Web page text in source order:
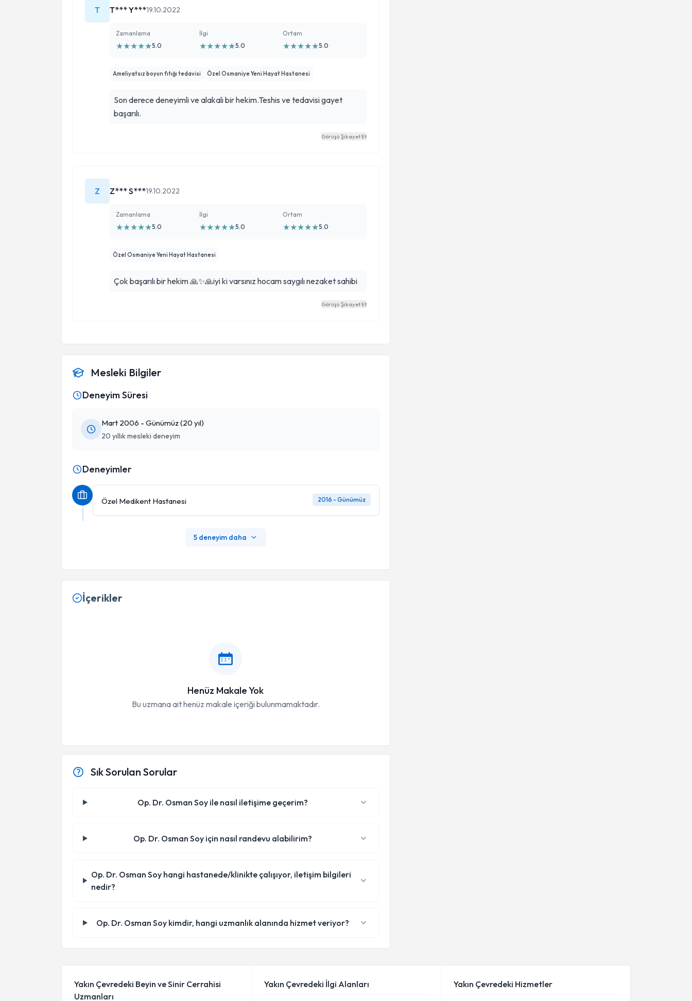
T T*** Y***19.10.2022
Zamanlama
★★★★★5.0
İlgi
★★★★★5.0
Ortam
★★★★★5.0
Ameliyatsız boyun fıtığı tedavisi Özel Osmaniye Yeni Hayat Hastanesi
Son derece deneyimli ve alakalı bir hekim.Teshis ve tedavisi gayet
başarılı.
Görüşü Şikayet Et
Z Z*** S***19.10.2022
Zamanlama
★★★★★5.0
İlgi
★★★★★5.0
Ortam
★★★★★5.0
Özel Osmaniye Yeni Hayat Hastanesi
Çok başarılı bir hekim 🙏✨🙏iyi ki varsınız hocam saygılı nezaket sahibi
Görüşü Şikayet Et
Mesleki Bilgiler
Deneyim Süresi
Mart 2006 - Günümüz (20 yıl)
20 yıllık mesleki deneyim
Deneyimler
Özel Medikent Hastanesi 2016 - Günümüz
5 deneyim daha
İçerikler
Henüz Makale Yok
Bu uzmana ait henüz makale içeriği bulunmamaktadır.
Sık Sorulan Sorular
Op. Dr. Osman Soy ile nasıl iletişime geçerim?
Op. Dr. Osman Soy için nasıl randevu alabilirim?
Op. Dr. Osman Soy hangi hastanede/klinikte çalışıyor, iletişim bilgileri
nedir?
Op. Dr. Osman Soy kimdir, hangi uzmanlık alanında hizmet veriyor?
Yakın Çevredeki Beyin ve Sinir Cerrahisi
Uzmanları
Yakın Çevredeki İlgi Alanları Yakın Çevredeki Hizmetler